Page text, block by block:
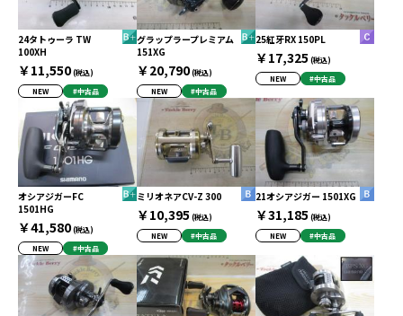
24タトゥーラ TW
100XH
￥11,550(税込)
NEW
#中古品
グラップラープレミアム
151XG
￥20,790(税込)
NEW
#中古品
25紅牙RX 150PL
￥17,325 (税込)
NEW
#中古品
オシアジガーFC
1501HG
￥41,580(税込)
NEW
#中古品
ミリオネアCV-Z 300
￥10,395 (税込)
NEW
#中古品
21オシアジガー 1501XG
￥31,185 (税込)
NEW
#中古品